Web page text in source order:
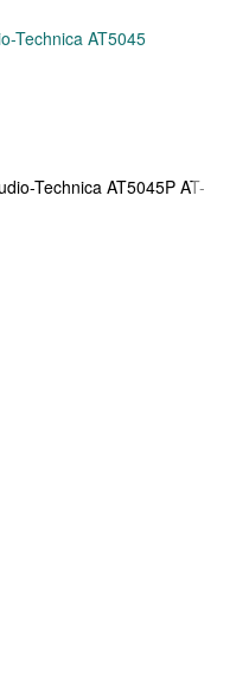
Technica AT5045